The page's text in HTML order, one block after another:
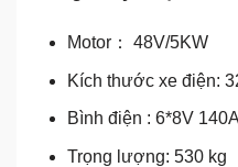
Motor： 48V/5KW
Kích thước xe điện:
Bình điện : 6*8V
Trọng lượng: 530 kg